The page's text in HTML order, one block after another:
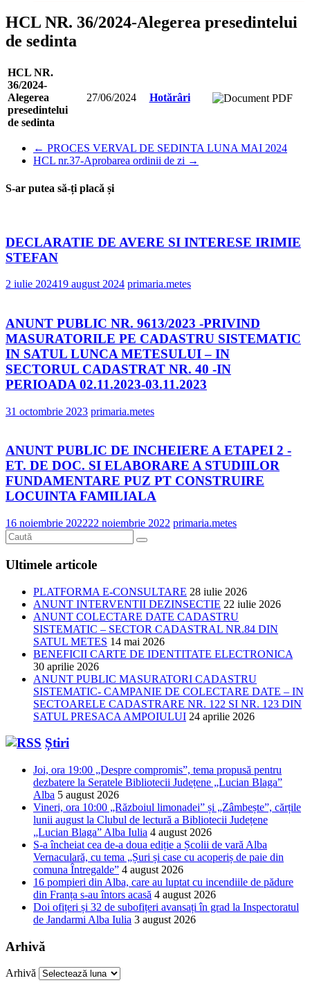
HCL NR. 36/2024-Alegerea presedintelui
de sedinta
HCL NR.
36/2024-
Alegerea
presedintelui
de sedinta
27/06/2024 Hotărâri
← PROCES VERVAL DE SEDINTA LUNA MAI 2024
HCL nr.37-Aprobarea ordinii de zi →
S-ar putea să-ți placă și
DECLARATIE DE AVERE SI INTERESE IRIMIE
STEFAN
2 iulie 202419 august 2024 primaria.metes
ANUNT PUBLIC NR. 9613/2023 -PRIVIND
MASURATORILE PE CADASTRU SISTEMATIC
IN SATUL LUNCA METESULUI – IN
SECTORUL CADASTRAT NR. 40 -IN
PERIOADA 02.11.2023-03.11.2023
31 octombrie 2023 primaria.metes
ANUNT PUBLIC DE INCHEIERE A ETAPEI 2 -
ET. DE DOC. SI ELABORARE A STUDIILOR
FUNDAMENTARE PUZ PT CONSTRUIRE
LOCUINTA FAMILIALA
16 noiembrie 202222 noiembrie 2022 primaria.metes
Ultimele articole
PLATFORMA E-CONSULTARE 28 iulie 2026
ANUNT INTERVENTII DEZINSECTIE 22 iulie 2026
ANUNT COLECTARE DATE CADASTRU
SISTEMATIC – SECTOR CADASTRAL NR.84 DIN
SATUL METES 14 mai 2026
BENEFICII CARTE DE IDENTITATE ELECTRONICA
30 aprilie 2026
ANUNT PUBLIC MASURATORI CADASTRU
SISTEMATIC- CAMPANIE DE COLECTARE DATE – IN
SECTOARELE CADASTRARE NR. 122 SI NR. 123 DIN
SATUL PRESACA AMPOIULUI 24 aprilie 2026
Știri
Joi, ora 19:00 „Despre compromis”, tema propusă pentru
dezbatere la Seratele Bibliotecii Județene „Lucian Blaga”
Alba 5 august 2026
Vineri, ora 10:00 „Războiul limonadei” și „Zâmbește”, cărțile
lunii august la Clubul de lectură a Bibliotecii Județene
„Lucian Blaga” Alba Iulia 4 august 2026
S-a încheiat cea de-a doua ediție a Școlii de vară Alba
Vernaculară, cu tema „Șuri și case cu acoperiș de paie din
comuna Întregalde” 4 august 2026
16 pompieri din Alba, care au luptat cu incendiile de pădure
din Franța s-au întors acasă 4 august 2026
Doi ofițeri și 32 de subofițeri avansați în grad la Inspectoratul
de Jandarmi Alba Iulia 3 august 2026
Arhivă
Arhivă